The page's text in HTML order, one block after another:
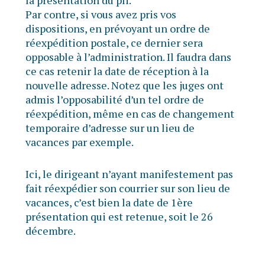
Par contre, si vous avez pris vos
dispositions, en prévoyant un ordre de
réexpédition postale, ce dernier sera
opposable à l’administration. Il faudra dans
ce cas retenir la date de réception à la
nouvelle adresse. Notez que les juges ont
admis l’opposabilité d’un tel ordre de
réexpédition, même en cas de changement
temporaire d’adresse sur un lieu de
vacances par exemple.
Ici, le dirigeant n’ayant manifestement pas
fait réexpédier son courrier sur son lieu de
vacances, c’est bien la date de 1ère
présentation qui est retenue, soit le 26
décembre.